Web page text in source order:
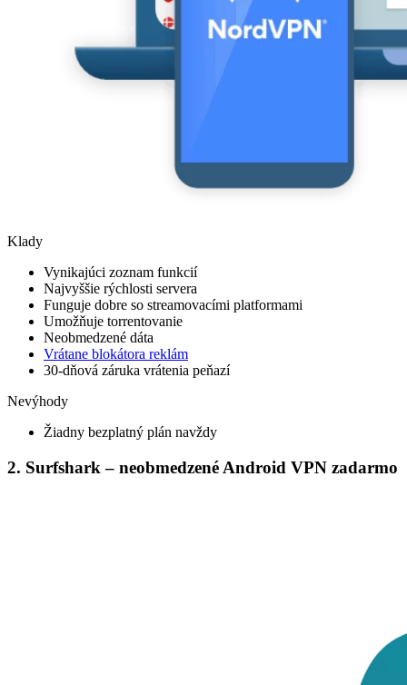
Klady
Vynikajúci zoznam funkcií
Najvyššie rýchlosti servera
Funguje dobre so streamovacími platformami
Umožňuje torrentovanie
Neobmedzené dáta
Vrátane blokátora reklám
30-dňová záruka vrátenia peňazí
Nevýhody
Žiadny bezplatný plán navždy
2. Surfshark – neobmedzené Android VPN zadarmo